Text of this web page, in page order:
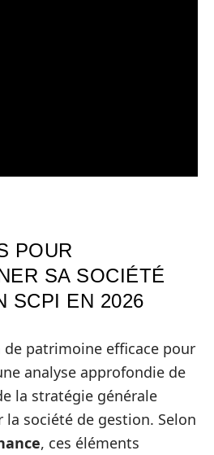
POUR
SA SOCIÉTÉ
SCPI EN 2026
patrimoine efficace pour
analyse approfondie de
la stratégie générale
société de gestion. Selon
, ces éléments